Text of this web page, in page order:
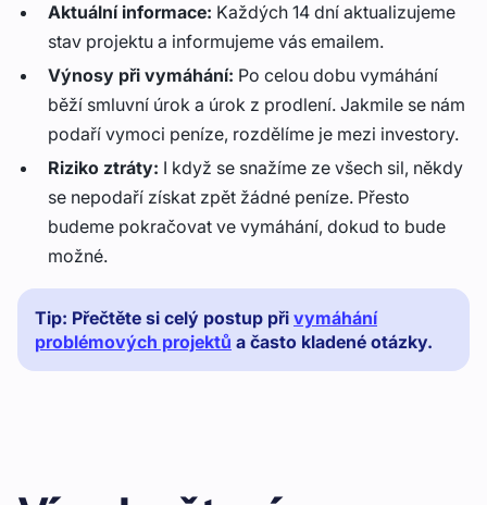
Aktuální informace: Každých 14 dní aktualizujeme
stav projektu a informujeme vás emailem.
Výnosy při vymáhání: Po celou dobu vymáhání
běží smluvní úrok a úrok z prodlení. Jakmile se nám
podaří vymoci peníze, rozdělíme je mezi investory.
Riziko ztráty: I když se snažíme ze všech sil, někdy
se nepodaří získat zpět žádné peníze. Přesto
budeme pokračovat ve vymáhání, dokud to bude
možné.
Tip: Přečtěte si celý postup při vymáhání
problémových projektů a často kladené otázky.